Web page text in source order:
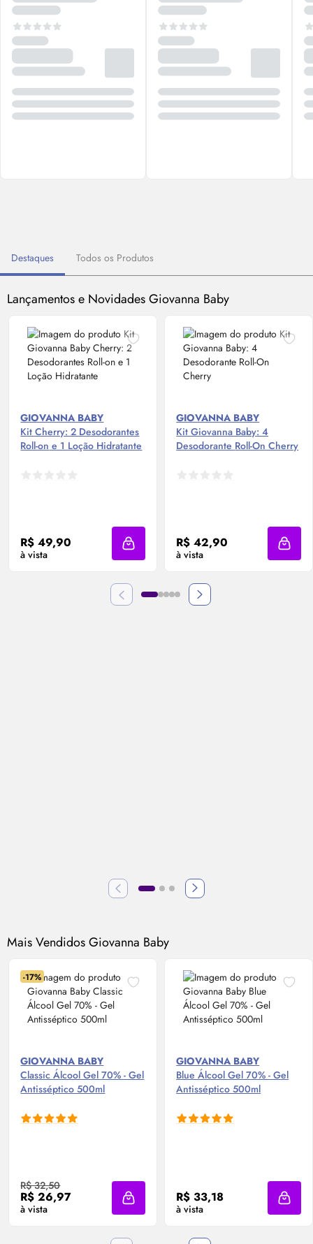
Destaques Todos os Produtos
Lançamentos e Novidades Giovanna Baby
GIOVANNA BABY
Kit Cherry: 2 Desodorantes
Roll-on e 1 Loção Hidratante
R$ 49,90
à vista Adicionar à sacola
GIOVANNA BABY
Kit Giovanna Baby: 4
Desodorante Roll-On Cherry
R$ 42,90
à vista
Mais Vendidos Giovanna Baby
-17%
GIOVANNA BABY
Classic Álcool Gel 70% - Gel
Antisséptico 500ml
R$ 32,50
R$ 26,97
à vista Adicionar à sacola
GIOVANNA BABY
Blue Álcool Gel 70% - Gel
Antisséptico 500ml
R$ 33,18
à vista